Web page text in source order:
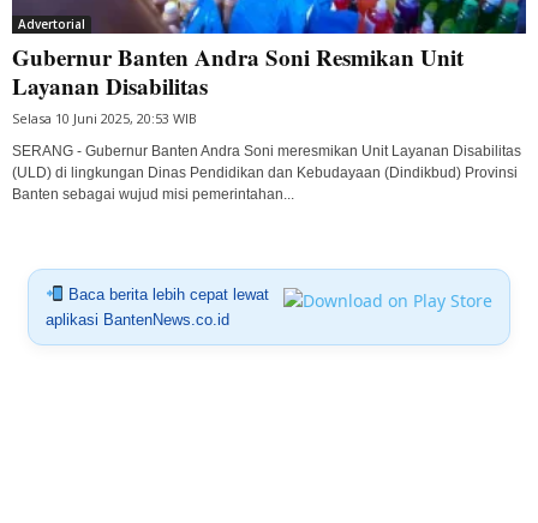
Advertorial
Gubernur Banten Andra Soni Resmikan Unit
Layanan Disabilitas
Selasa 10 Juni 2025, 20:53 WIB
SERANG - Gubernur Banten Andra Soni meresmikan Unit Layanan Disabilitas
(ULD) di lingkungan Dinas Pendidikan dan Kebudayaan (Dindikbud) Provinsi
Banten sebagai wujud misi pemerintahan...
Baca berita lebih cepat lewat
aplikasi BantenNews.co.id